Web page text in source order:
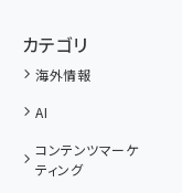
カテゴリ
海外情報
AI
コンテンツマーケ
ティング